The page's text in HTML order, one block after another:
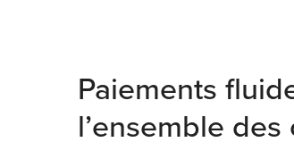
Paiements
l’ensemble